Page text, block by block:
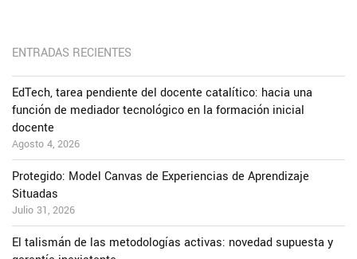
ENTRADAS RECIENTES
EdTech, tarea pendiente del docente catalítico: hacia una
función de mediador tecnológico en la formación inicial
docente
Agosto 4, 2026
Protegido: Model Canvas de Experiencias de Aprendizaje
Situadas
Julio 31, 2026
El talismán de las metodologías activas: novedad supuesta y